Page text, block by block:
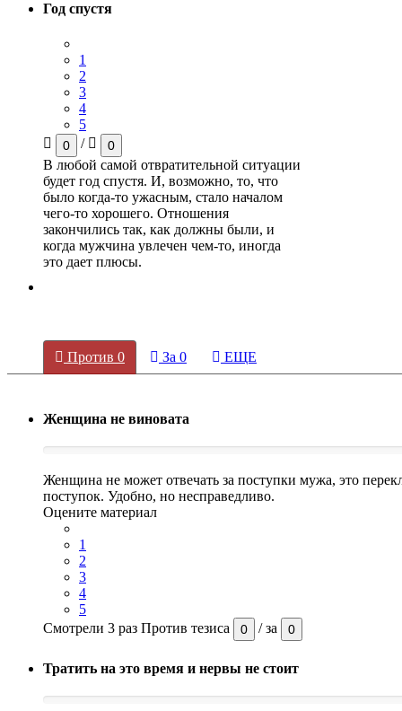
Год спустя
1
2
3
4
5
0 / 0
В любой самой отвратительной ситуации
будет год спустя. И, возможно, то, что
было когда-то ужасным, стало началом
чего-то хорошего. Отношения
закончились так, как должны были, и
когда мужчина увлечен чем-то, иногда
это дает плюсы.
Против 0 За 0 ЕЩЕ
Женщина не виновата
Женщина не может отвечать за поступки мужа, это
поступок. Удобно, но несправедливо.
Оцените материал
1
2
3
4
5
Смотрели 3 раз Против тезиса 0 /за 0
Тратить на это время и нервы не стоит